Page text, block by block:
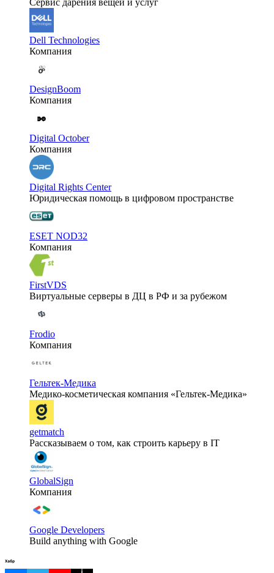
Сервис дарения вещей и услуг
Dell Technologies
Компания
DesignBoom
Компания
Digital October
Компания
Digital Rights Center
Юридическая помощь в цифровом пространстве
ESET NOD32
Компания
FirstVDS
Виртуальные серверы в ДЦ в РФ и за рубежом
Frodio
Компания
Гельтек-Медика
Медико-косметическая компания «Гельтек-Медика»
getmatch
Рассказываем о том, как строить карьеру в IT
GlobalSign
Компания
Google Developers
Build anything with Google